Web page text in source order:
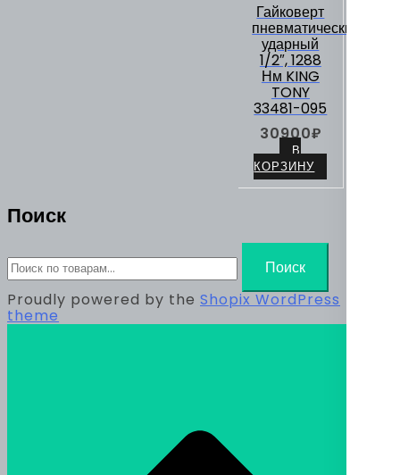
Гайковерт
пневматический
ударный
1/2″, 1288
Нм KING
TONY
33481-095
30900₽
В
КОРЗИНУ
Поиск
Поиск
Proudly powered by the Shopix WordPress
theme